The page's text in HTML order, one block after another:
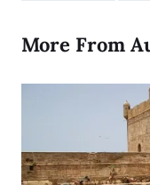
More From